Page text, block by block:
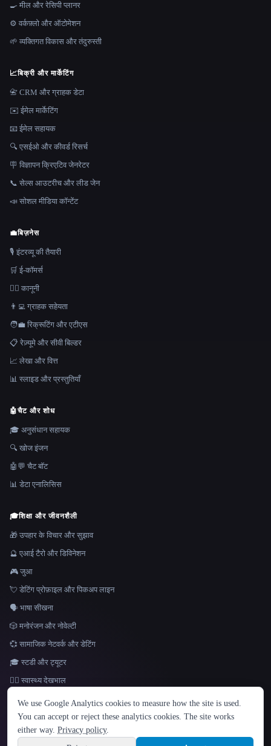
भाषा
English español Français Русский 简体中文
Hindi
🍳 मील और रेसिपी प्लानर
⚙️ वर्कफ़्लो और ऑटोमेशन
🌱 व्यक्तिगत विकास और तंदुरुस्ती
📈बिक्री और मार्केटिंग
📇 CRM और ग्राहक डेटा
✉️ ईमेल मार्केटिंग
📧 ईमेल सहायक
🔍 एसईओ और कीवर्ड रिसर्च
🪧 विज्ञापन क्रिएटिव जेनरेटर
📞 सेल्स आउटरीच और लीड जेन
📣 सोशल मीडिया कॉन्टेंट
💼बिज़नेस
🎙️ इंटरव्यू की तैयारी
🛒 ई-कॉमर्स
👩‍⚖️ कानूनी
👨‍💻 ग्राहक सहेयता
🧑‍💼 रिक्रूटिंग और एटीएस
📋 रेज़्यूमे और सीवी बिल्डर
📈 लेखा और वित्त
📊 स्लाइड और प्रस्तुतियाँ
🤖चैट और शोध
🎓 अनुसंधान सहायक
🔍 खोज इंजन
🤖💬 चैट बॉट
📊 डेटा एनालिसिस
🎓शिक्षा और जीवनशैली
🎁 उपहार के विचार और सुझाव
🔮 एआई टैरो और डिविनेशन
🎮 जुआ
💘 डेटिंग प्रोफ़ाइल और पिकअप लाइन
🗣️ भाषा सीखना
🎲 मनोरंजन और नोवेल्टी
💞 सामाजिक नेटवर्क और डेटिंग
🎓 स्टडी और ट्यूटर
👩‍⚕️ स्वास्थ्य देखभाल
Site information
© 2026 That AI Collection. सर्वाधिकार सुरक्षित।
Built with Metatron ★
We use Google Analytics cookies to measure how the site is used.
You can accept or reject these analytics cookies. The site works
either way. Privacy policy.